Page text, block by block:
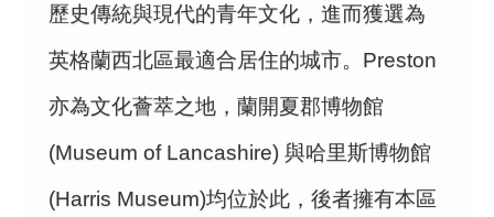
歷史傳統與現代的青年文化，進而獲選為
英格蘭西北區最適合居住的城市。Preston
亦為文化薈萃之地，蘭開夏郡博物館
(Museum of Lancashire) 與哈里斯博物館
(Harris Museum)均位於此，後者擁有本區